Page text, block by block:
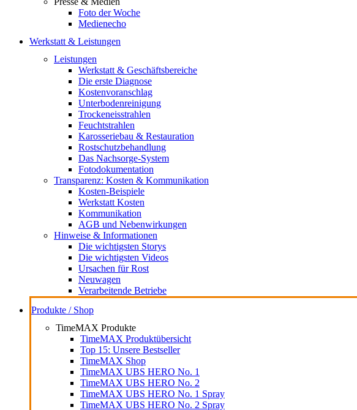
Foto der Woche
Medienecho
Werkstatt & Leistungen
Leistungen
Werkstatt & Geschäftsbereiche
Die erste Diagnose
Kostenvoranschlag
Unterbodenreinigung
Trockeneisstrahlen
Feuchtstrahlen
Karosseriebau & Restauration
Rostschutzbehandlung
Das Nachsorge-System
Fotodokumentation
Transparenz: Kosten & Kommunikation
Kosten-Beispiele
Werkstatt Kosten
Kommunikation
AGB und Nebenwirkungen
Hinweise & Informationen
Die wichtigsten Storys
Die wichtigsten Videos
Ursachen für Rost
Neuwagen
Verarbeitende Betriebe
Produkte / Shop
TimeMAX Produkte
TimeMAX Produktübersicht
Top 15: Unsere Bestseller
TimeMAX Shop
TimeMAX UBS HERO No. 1
TimeMAX UBS HERO No. 2
TimeMAX UBS HERO No. 1 Spray
TimeMAX UBS HERO No. 2 Spray